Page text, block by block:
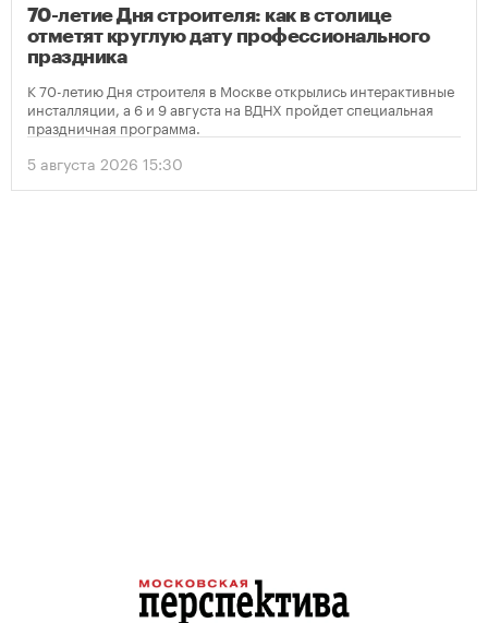
70-летие Дня строителя: как в столице
отметят круглую дату профессионального
праздника
К 70-летию Дня строителя в Москве открылись интерактивные
инсталляции, а 6 и 9 августа на ВДНХ пройдет специальная
праздничная программа.
5 августа 2026 15:30